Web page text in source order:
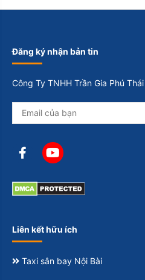
Đăng ký nhận bản tin
Công Ty TNHH Trần Gia Phú Thái
Liên kết hữu ích
Taxi sân bay Nội Bài